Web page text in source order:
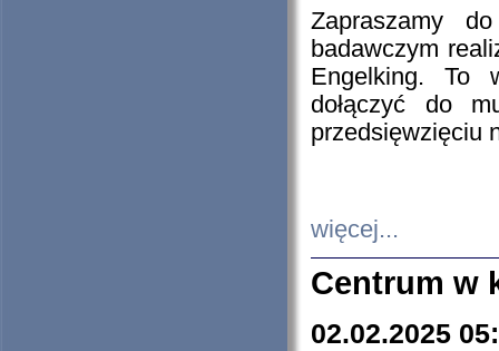
Zapraszamy
badawczym
Engelking. To
dołączyć do
przedsięwzięciu
więcej...
Centrum w
02.02.2025